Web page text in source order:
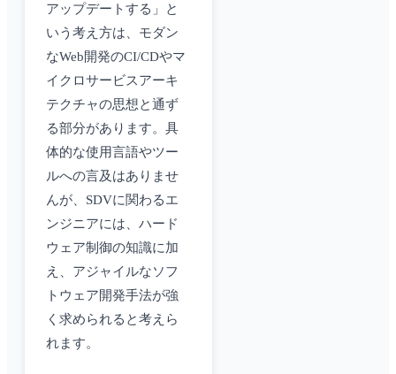
アップデートする」と
いう考え方は、モダン
なWeb開発のCI/CDやマ
イクロサービスアーキ
テクチャの思想と通ず
る部分があります。具
体的な使用言語やツー
ルへの言及はありませ
んが、SDVに関わるエ
ンジニアには、ハード
ウェア制御の知識に加
え、アジャイルなソフ
トウェア開発手法が強
く求められると考えら
れます。